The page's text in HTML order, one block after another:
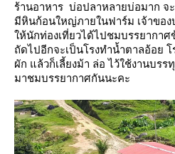
ร้านอาหาร บ่อปลาหลายบ่อมาก จ
มีหินก้อนใหญ่ภายในฟาร์ม เจ้าขอ
ห้นักท่องเที่ยวได้ไปชมบรรยากาศ
ถัดไปอีกจะเป็นโรงทำน้ำตาลอ้อย
ผัก แล้วก็เลี้ยงม้า ล่อ ไว้ใช้งานบร
มาชมบรรยากาศกันนะคะ